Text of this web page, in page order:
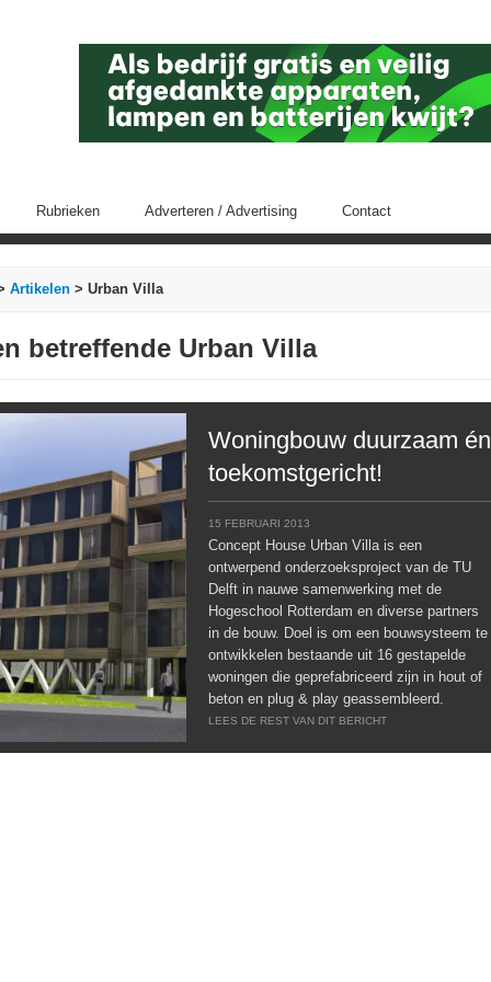
Rubrieken Adverteren / Advertising Contact
Artikelen > Urban Villa
betreffende Urban Villa
Woningbouw duurzaam én
toekomstgericht!
15 FEBRUARI 2013
Concept House Urban Villa is een
ontwerpend onderzoeksproject van de TU
Delft in nauwe samenwerking met de
Hogeschool Rotterdam en diverse partners
in de bouw. Doel is om een bouwsysteem te
ontwikkelen bestaande uit 16 gestapelde
woningen die geprefabriceerd zijn in hout of
beton en plug & play geassembleerd.
LEES DE REST VAN DIT BERICHT